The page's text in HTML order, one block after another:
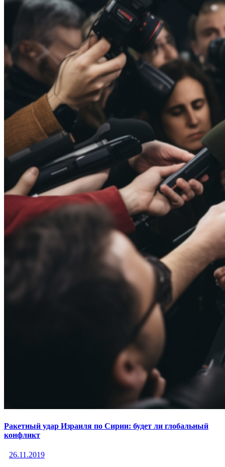
Ракетный удар Израиля по Сирии: будет ли глобальный
конфликт
26.11.2019